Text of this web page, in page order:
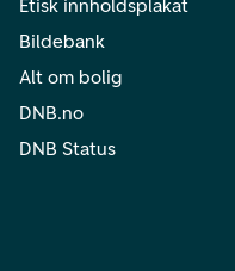
Etisk innholdsplakat
Bildebank
Alt om bolig
DNB.no
DNB Status